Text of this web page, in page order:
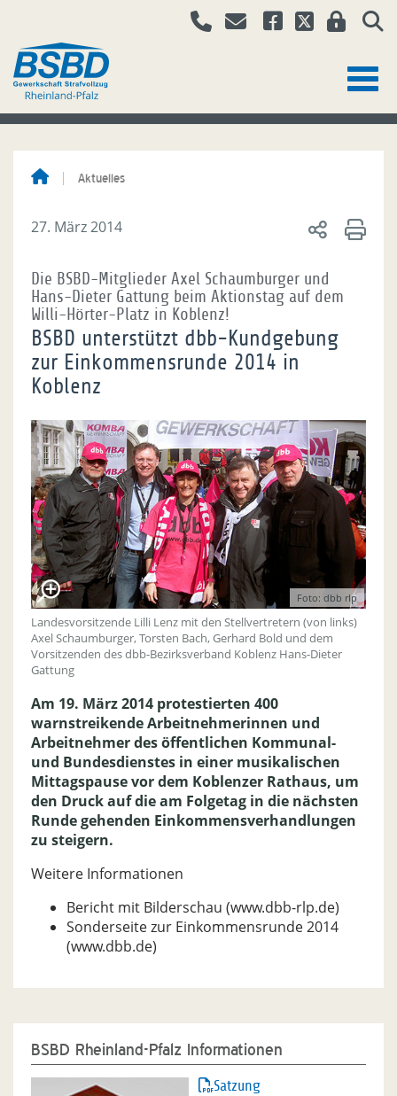
Aktuelles
27. März 2014
Die BSBD-Mitglieder Axel Schaumburger und
Hans-Dieter Gattung beim Aktionstag auf dem
Willi-Hörter-Platz in Koblenz!
BSBD unterstützt dbb-Kundgebung
zur Einkommensrunde 2014 in
Koblenz
Foto: dbb rlp
Landesvorsitzende Lilli Lenz mit den Stellvertretern (von links)
Axel Schaumburger, Torsten Bach, Gerhard Bold und dem
Vorsitzenden des dbb-Bezirksverband Koblenz Hans-Dieter
Gattung
Am 19. März 2014 protestierten 400
warnstreikende Arbeitnehmerinnen und
Arbeitnehmer des öffentlichen Kommunal-
und Bundesdienstes in einer musikalischen
Mittagspause vor dem Koblenzer Rathaus, um
den Druck auf die am Folgetag in die nächsten
Runde gehenden Einkommensverhandlungen
zu steigern.
Weitere Informationen
Bericht mit Bilderschau (www.dbb-rlp.de)
Sonderseite zur Einkommensrunde 2014
(www.dbb.de)
BSBD Rheinland-Pfalz Informationen
Satzung